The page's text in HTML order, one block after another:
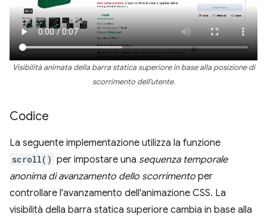
Visibilità animata della barra statica superiore in base alla posizione di
scorrimento dell'utente.
Codice
La seguente implementazione utilizza la funzione
scroll() per impostare una sequenza temporale
anonima di avanzamento dello scorrimento per
controllare l'avanzamento dell'animazione CSS. La
visibilità della barra statica superiore cambia in base alla